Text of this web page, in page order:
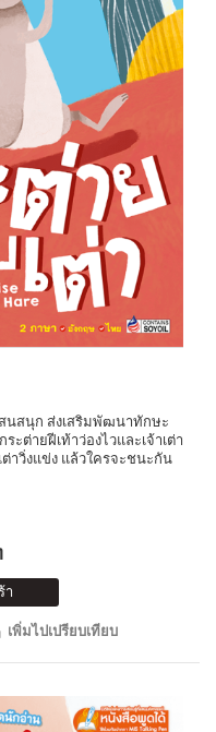
นสนุก ส่งเสริมพัฒนาทักษะ
ะต่ายฝีเท้าว่องไวและเจ้าเต่า
าวิ่งแข่ง แล้วใครจะชนะกัน
า
เพิ่มไปเปรียบเทียบ